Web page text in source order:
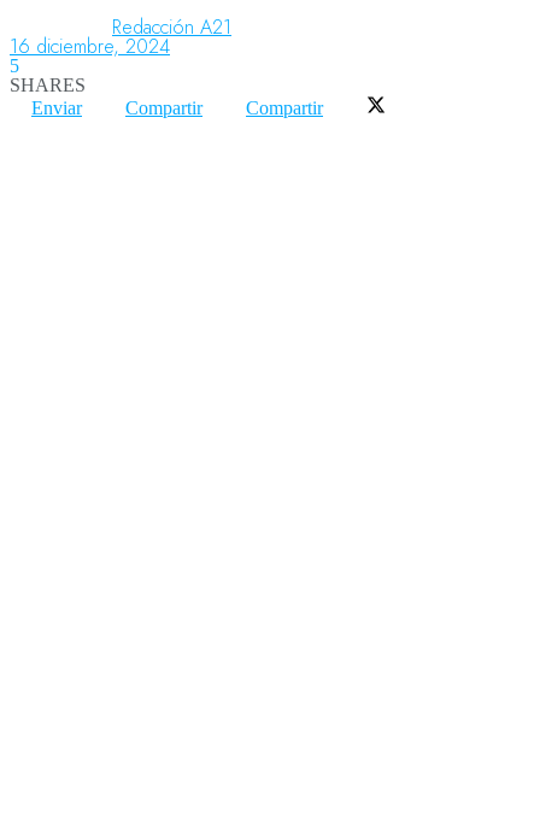
Redacción A21
16 diciembre, 2024
5
SHARES
Enviar
Compartir Compartir